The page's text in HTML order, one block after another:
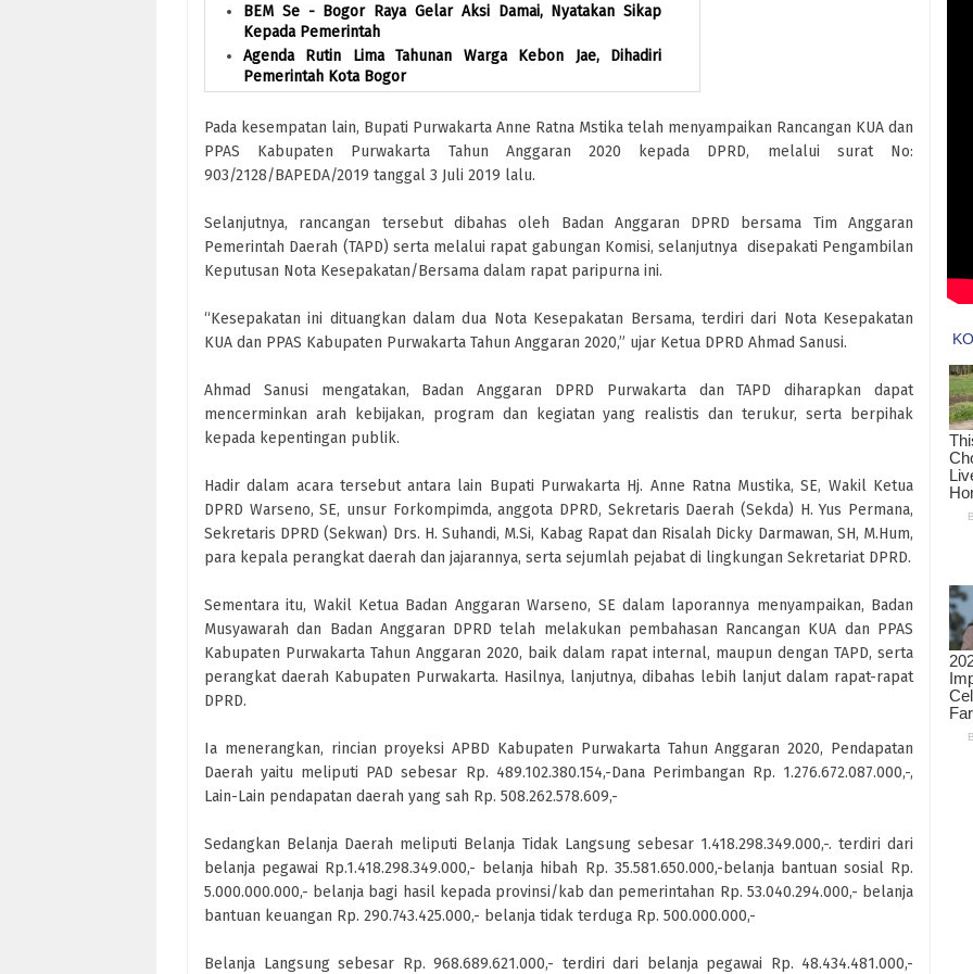
BEM Se - Bogor Raya Gelar Aksi Damai, Nyatakan Sikap
Kepada Pemerintah
Agenda Rutin Lima Tahunan Warga Kebon Jae, Dihadiri
Pemerintah Kota Bogor
Pada kesempatan lain, Bupati Purwakarta Anne Ratna Mstika telah menyampaikan Rancangan KUA dan
PPAS Kabupaten Purwakarta Tahun Anggaran 2020 kepada DPRD, melalui surat No:
903/2128/BAPEDA/2019 tanggal 3 Juli 2019 lalu.
Selanjutnya, rancangan tersebut dibahas oleh Badan Anggaran DPRD bersama Tim Anggaran
Pemerintah Daerah (TAPD) serta melalui rapat gabungan Komisi, selanjutnya disepakati Pengambilan
Keputusan Nota Kesepakatan/Bersama dalam rapat paripurna ini.
“Kesepakatan ini dituangkan dalam dua Nota Kesepakatan Bersama, terdiri dari Nota Kesepakatan
KUA dan PPAS Kabupaten Purwakarta Tahun Anggaran 2020,” ujar Ketua DPRD Ahmad Sanusi.
Ahmad Sanusi mengatakan, Badan Anggaran DPRD Purwakarta dan TAPD diharapkan dapat
mencerminkan arah kebijakan, program dan kegiatan yang realistis dan terukur, serta berpihak
kepada kepentingan publik.
Hadir dalam acara tersebut antara lain Bupati Purwakarta Hj. Anne Ratna Mustika, SE, Wakil Ketua
DPRD Warseno, SE, unsur Forkompimda, anggota DPRD, Sekretaris Daerah (Sekda) H. Yus Permana,
Sekretaris DPRD (Sekwan) Drs. H. Suhandi, M.Si, Kabag Rapat dan Risalah Dicky Darmawan, SH, M.Hum,
para kepala perangkat daerah dan jajarannya, serta sejumlah pejabat di lingkungan Sekretariat DPRD.
Sementara itu, Wakil Ketua Badan Anggaran Warseno, SE dalam laporannya menyampaikan, Badan
Musyawarah dan Badan Anggaran DPRD telah melakukan pembahasan Rancangan KUA dan PPAS
Kabupaten Purwakarta Tahun Anggaran 2020, baik dalam rapat internal, maupun dengan TAPD, serta
perangkat daerah Kabupaten Purwakarta. Hasilnya, lanjutnya, dibahas lebih lanjut dalam rapat-rapat
DPRD.
Ia menerangkan, rincian proyeksi APBD Kabupaten Purwakarta Tahun Anggaran 2020, Pendapatan
Daerah yaitu meliputi PAD sebesar Rp. 489.102.380.154,-Dana Perimbangan Rp. 1.276.672.087.000,-,
Lain-Lain pendapatan daerah yang sah Rp. 508.262.578.609,-
Sedangkan Belanja Daerah meliputi Belanja Tidak Langsung sebesar 1.418.298.349.000,-. terdiri dari
belanja pegawai Rp.1.418.298.349.000,- belanja hibah Rp. 35.581.650.000,-belanja bantuan sosial Rp.
5.000.000.000,- belanja bagi hasil kepada provinsi/kab dan pemerintahan Rp. 53.040.294.000,- belanja
bantuan keuangan Rp. 290.743.425.000,- belanja tidak terduga Rp. 500.000.000,-
Belanja Langsung sebesar Rp. 968.689.621.000,- terdiri dari belanja pegawai Rp. 48.434.481.000,-